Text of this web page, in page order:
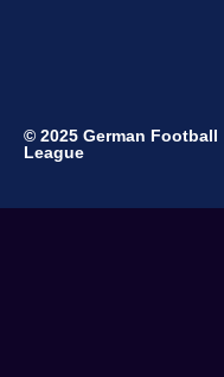
© 2025 German Football
League